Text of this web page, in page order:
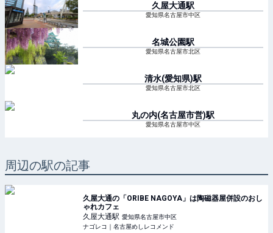
久屋大通駅
愛知県名古屋市中区
名城公園駅
愛知県名古屋市北区
清水(愛知県)駅
愛知県名古屋市北区
丸の内(名古屋市営)駅
愛知県名古屋市中区
周辺の駅の記事
久屋大通の「ORIBE NAGOYA」は陶磁器屋併設のおし
ゃれカフェ
久屋大通駅 愛知県名古屋市中区
ナゴレコ｜名古屋めしレコメンド